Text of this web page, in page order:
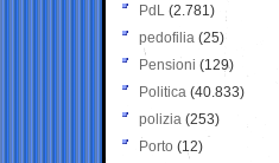
PdL (2.781)
pedofilia (25)
Pensioni (129)
Politica (40.833)
polizia (253)
Porto (12)